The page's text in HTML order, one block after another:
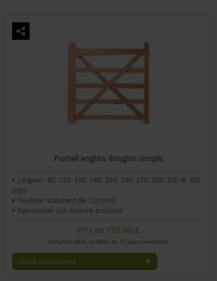
Portail anglais douglas simple
Largeur: 90, 120, 150, 180, 210, 240, 270, 300, 330 et 360
(cm)
Hauteur standard de 120 (cm)
Fabrication sur mesure possible
Prix de 729,00€
Livraison dans un délai de 10 jours ouvrables
Choix des options